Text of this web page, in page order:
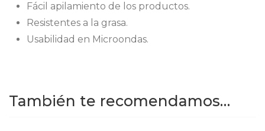
Fácil apilamiento de los productos.
Resistentes a la grasa.
Usabilidad en Microondas.
También te recomendamos…